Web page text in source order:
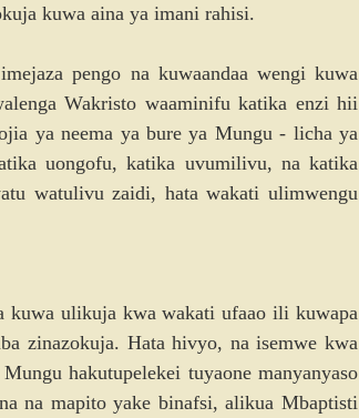
kuwa aina ya imani rahisi.
pengo na kuwaandaa wengi kuwa
Wakristo waaminifu katika enzi hii
ya neema ya bure ya Mungu - licha ya
uongofu, katika uvumilivu, na katika
watulivu zaidi, hata wakati ulimwengu
ulikuja kwa wakati ufaao ili kuwapa
zinazokuja. Hata hivyo, na isemwe kwa
hakutupelekei tuyaone manyanyaso
na mapito yake binafsi, alikua Mbaptisti